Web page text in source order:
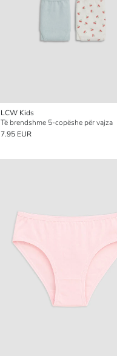
LCW Kids
Të brendshme 5-copëshe për vajza
7.95 EUR